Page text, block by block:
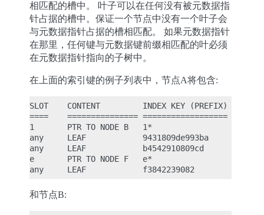
相匹配的槽中。 叶子可以在任何没有被元数据指
针占据的槽中。保证一个节点中没有一个叶子会
与元数据指针占据的槽相匹配。 如果元数据指针
在那里，任何键与元数据键前缀相匹配的叶必须
在元数据指针指向的子树中。
在上面的索引键的例子列表中，节点A将包含:
SLOT    CONTENT         INDEX KEY (PREFIX)
====    =============== ==================
1       PTR TO NODE B   1*
any     LEAF            9431809de993ba
any     LEAF            b4542910809cd
e       PTR TO NODE F   e*
和节点B: